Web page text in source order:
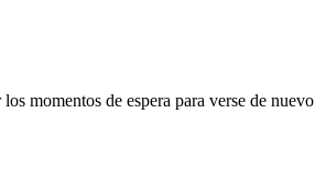
momentos de espera para verse de nuevo